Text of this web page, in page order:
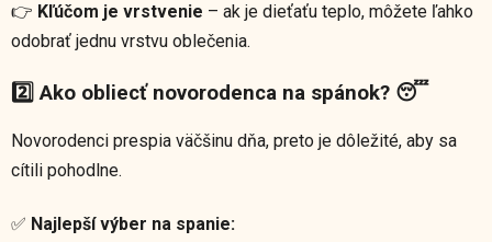
👉 Kľúčom je vrstvenie – ak je dieťaťu teplo, môžete ľahko
odobrať jednu vrstvu oblečenia.
2️⃣ Ako obliecť novorodenca na spánok? 😴
Novorodenci prespia väčšinu dňa, preto je dôležité, aby sa
cítili pohodlne.
✅ Najlepší výber na spanie: